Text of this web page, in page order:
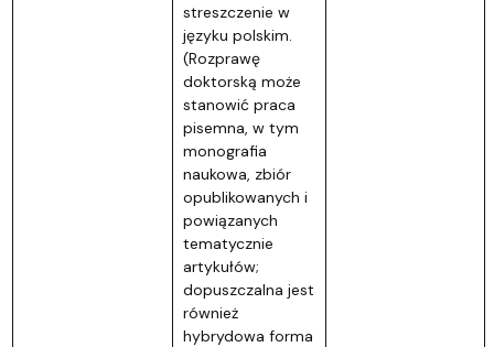
streszczenie w
języku polskim.
(Rozprawę
doktorską może
stanowić praca
pisemna, w tym
monografia
naukowa, zbiór
opublikowanych i
powiązanych
tematycznie
artykułów;
dopuszczalna jest
również
hybrydowa forma